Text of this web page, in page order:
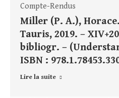
Compte-Rendus
Miller (P. A.),
Tauris, 2019. –
bibliogr. –
ISBN :
Lire la suite